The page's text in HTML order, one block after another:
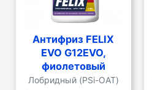
Антифриз FELIX
EVO G12EVO,
фиолетовый
Лобридный (PSi-OAT)